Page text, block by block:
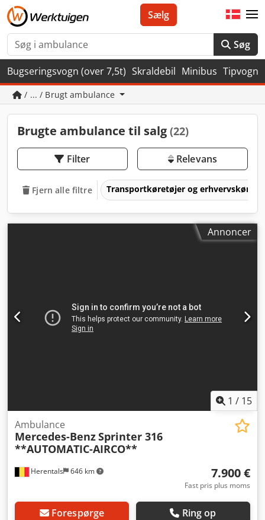
Søg
Sælg
Bugseringsvogn (over 7,5t) Skraldebil Minibus Tipvogn
/ ... / Brugt ambulance
Brugte ambulance til salg (22)
Filter Relevans
Fjern alle filtre Transportkøretøjer og
Annoncer
1 / 15
Herentals 646 km
Ambulance
Mercedes-BenzSprinter 316
**AUTOMATIC-AIRCO**
7.900 €
Fast pris plus moms
Forespørge Ring op